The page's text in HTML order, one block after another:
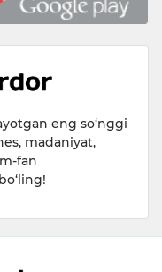
eng so‘nggi
madaniyat,
fan